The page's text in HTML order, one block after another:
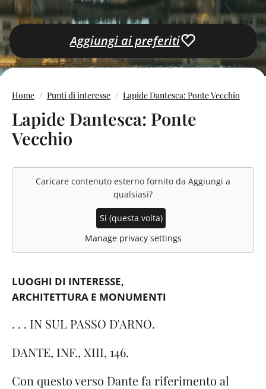
Aggiungi ai preferiti
Home Punti di interesse Lapide Dantesca: Ponte Vecchio
Lapide Dantesca: Ponte
Vecchio
Caricare contenuto esterno fornito da Aggiungi a
qualsiasi?
Si (questa volta)
Manage privacy settings
LUOGHI DI INTERESSE
ARCHITETTURA E MONUMENTI
. . . IN SUL PASSO D'ARNO.
DANTE, INF., XIII, 146.
Con questo verso Dante fa riferimento al